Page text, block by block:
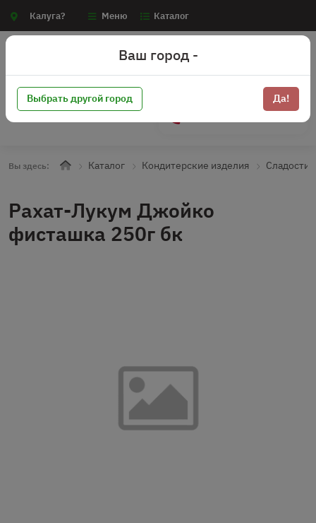
Калуга? Меню Каталог
Вы здесь: Каталог Кондитерские изделия Сладости
Рахат-Лукум Джойко
фисташка 250г бк
Ваш город -
Выбрать другой город Да!